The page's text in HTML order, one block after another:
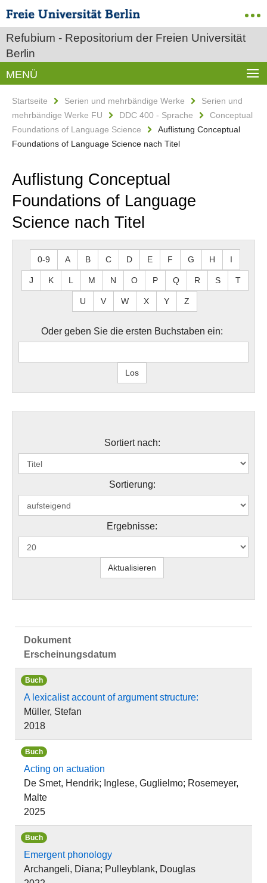
Refubium - Repositorium der Freien Universität
Berlin
MENÜ
Startseite Serien und mehrbändige Werke
Serien und
mehrbändige Werke FU
DDC 400 - Sprache
Conceptual
Foundations of Language Science
Auflistung Conceptual
Foundations of Language Science nach Titel
Auflistung Conceptual
Foundations of Language
Science nach Titel
0-9 A B C D E F G H I
J K L M N O P Q R S T
U V W X Y Z
Oder geben Sie die ersten Buchstaben ein:
Sortiert nach:
Sortierung:
Ergebnisse:
Dokument
Erscheinungsdatum
Buch
A lexicalist account of argument structure:
Müller, Stefan
2018
Buch
Acting on actuation
De Smet, Hendrik; Inglese, Guglielmo; Rosemeyer,
Malte
2025
Buch
Emergent phonology
Archangeli, Diana; Pulleyblank, Douglas